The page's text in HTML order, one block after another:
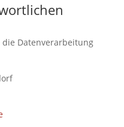
Datenverarbeitung